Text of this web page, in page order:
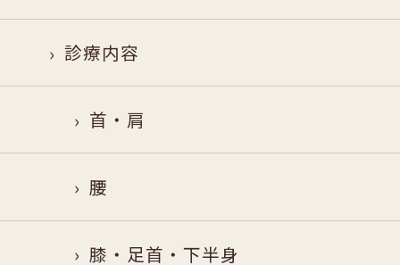
診療内容
首・肩
腰
膝・足首・下半身